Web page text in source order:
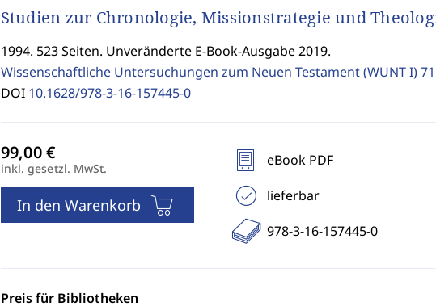
Studien zur Chronologie, Missionstrategie und
1994. 523 Seiten. Unveränderte E-Book-Ausgabe 2019.
Wissenschaftliche Untersuchungen zum Neuen Testament (WUNT I)71
DOI 10.1628/978-3-16-157445-0
inkl. gesetzl. MwSt.
In den Warenkorb
eBook PDF
lieferbar
978-3-16-157445-0
Preis für Bibliotheken